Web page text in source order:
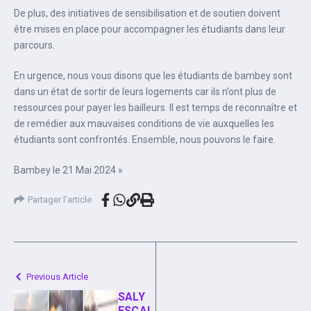
De plus, des initiatives de sensibilisation et de soutien doivent
être mises en place pour accompagner les étudiants dans leur
parcours.
En urgence, nous vous disons que les étudiants de bambey sont
dans un état de sortir de leurs logements car ils n’ont plus de
ressources pour payer les bailleurs. Il est temps de reconnaître et
de remédier aux mauvaises conditions de vie auxquelles les
étudiants sont confrontés. Ensemble, nous pouvons le faire.
Bambey le 21 Mai 2024 »
Partager l'article
Previous Article
SALY